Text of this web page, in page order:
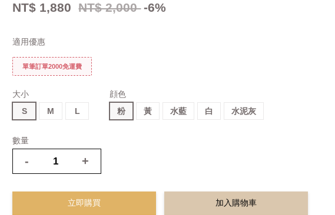
NT$ 1,880 NT$ 2,000 -6%
適用優惠
單筆訂單2000免運費
大小
S
M L
顔色
粉
黃 水藍 白 水泥灰
數量
- +
立即購買 加入購物車